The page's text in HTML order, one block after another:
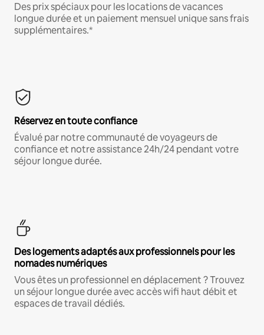
Des prix spéciaux pour les locations de vacances
longue durée et un paiement mensuel unique sans frais
supplémentaires.*
Réservez en toute confiance
Évalué par notre communauté de voyageurs de
confiance et notre assistance 24h/24 pendant votre
séjour longue durée.
Des logements adaptés aux professionnels pour les
nomades numériques
Vous êtes un professionnel en déplacement ? Trouvez
un séjour longue durée avec accès wifi haut débit et
espaces de travail dédiés.